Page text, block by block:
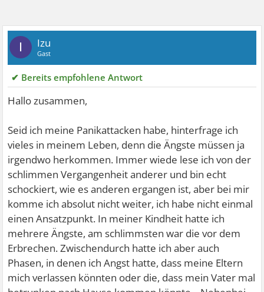
I Izu
Gast
✔ Bereits empfohlene Antwort
Hallo zusammen,
Seid ich meine Panikattacken habe, hinterfrage ich
vieles in meinem Leben, denn die Ängste müssen ja
irgendwo herkommen. Immer wiede lese ich von der
schlimmen Vergangenheit anderer und bin echt
schockiert, wie es anderen ergangen ist, aber bei mir
komme ich absolut nicht weiter, ich habe nicht einmal
einen Ansatzpunkt. In meiner Kindheit hatte ich
mehrere Ängste, am schlimmsten war die vor dem
Erbrechen. Zwischendurch hatte ich aber auch
Phasen, in denen ich Angst hatte, dass meine Eltern
mich verlassen könnten oder die, dass mein Vater mal